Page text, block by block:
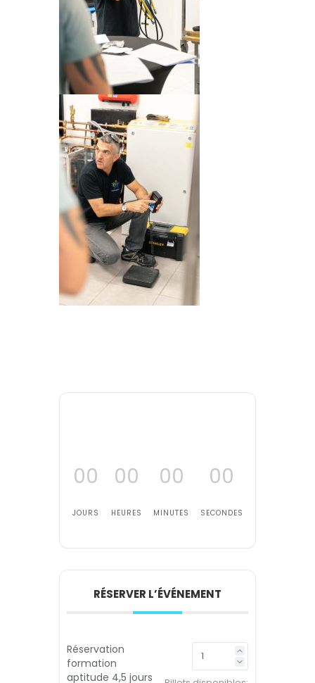
00
JOURS
00
HEURES
00
MINUTES
00
SECONDES
RÉSERVER L’ÉVÉNEMENT
Réservation
formation
aptitude 4,5 jours